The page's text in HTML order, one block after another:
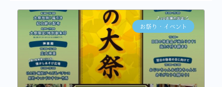
お祭り・イベント